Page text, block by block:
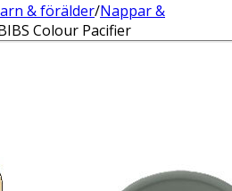
& förälder/Nappar &
Colour Pacifier